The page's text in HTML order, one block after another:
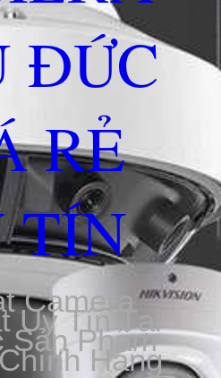
ĐỨC
RẺ
TÍN
Camera
Uy Tín Tại
Phẩm
Hãng